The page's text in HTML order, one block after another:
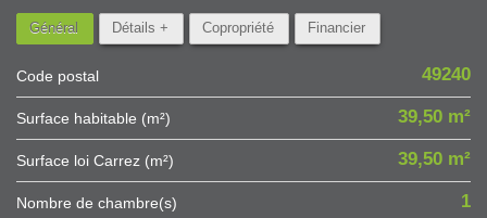
Général Détails + Copropriété Financier
Code postal 49240
Surface habitable (m²) 39,50 m²
Surface loi Carrez (m²) 39,50 m²
Nombre de chambre(s) 1